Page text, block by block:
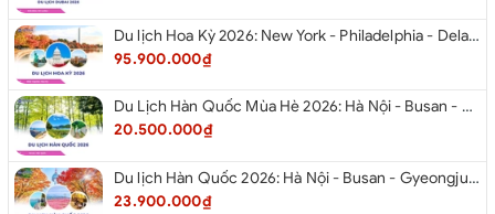
Du lịch Hoa Kỳ 2026: New York - Philadelphia - Delaware - Washington D.C. - Las Vegas - Red Rock Canyon - Quận Cam - Santa Monica - Hollywood - San Diego - Los Angeles.
95.900.000₫
Du Lịch Hàn Quốc Mùa Hè 2026: Hà Nội - Busan - Gyeongju - Seoul - Đảo Nami - Tàu Điện Ven Biển Haeundae - Cầu Kính Oryukdo - Làng Văn Hóa Huinnyeoul
20.500.000₫
Du lịch Hàn Quốc 2026: Hà Nội - Busan - Gyeongju - Seoul - Đảo Nami - Tàu Điện Ven Biển Haeundae - Cỏ Hồng Muhly - Làng Văn Hóa Huinnyeoul
23.900.000₫